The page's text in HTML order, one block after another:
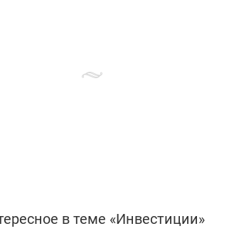
в теме «Инвестиции»